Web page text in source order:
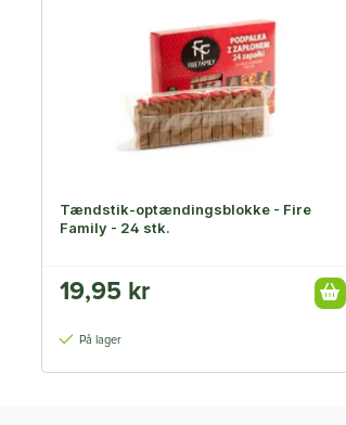
Tændstik-optændingsblokke - Fire
Family - 24 stk.
19,95 kr
På lager